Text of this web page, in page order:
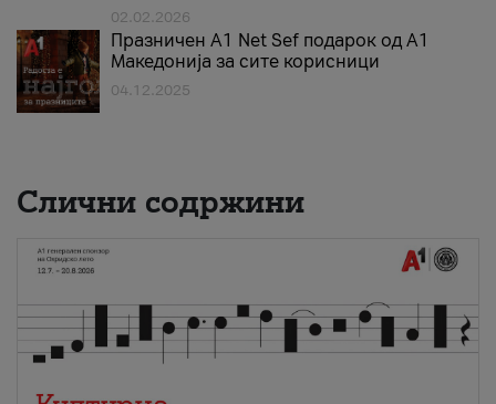
02.02.2026
Празничен A1 Net Sеf подарок од А1
Македонија за сите корисници
04.12.2025
Слични содржини